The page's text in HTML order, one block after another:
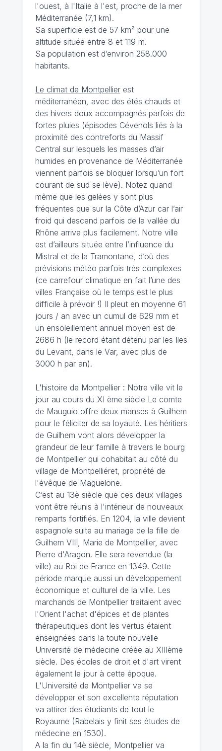
l'ouest, à l'Italie à l'est, proche de la mer
Méditerranée (7,1 km).
Sa superficie est de 57 km² pour une
altitude située entre 8 et 119 m.
Sa population est d’environ 258.000
habitants.
Le climat de Montpellierest
méditerranéen, avec des étés chauds et
des hivers doux accompagnés parfois de
fortes pluies (épisodes Cévenols liés à la
proximité des contreforts du Massif
Central sur lesquels les masses d’air
humides en provenance de Méditerranée
viennent parfois se bloquer lorsqu’un fort
courant de sud se lève). Notez quand
même que les gelées y sont plus
fréquentes que sur la Côte d’Azur car l’air
froid qui descend parfois de la vallée du
Rhône arrive plus facilement. Notre ville
est d’ailleurs située entre l’influence du
Mistral et de la Tramontane, d’où des
prévisions météo parfois très complexes
(ce carrefour climatique en fait l’une des
villes Française où le temps est le plus
difficile à prévoir !) Il pleut en moyenne 61
jours / an avec un cumul de 629 mm et
un ensoleillement annuel moyen est de
2686 h (le record étant détenu par les Iles
du Levant, dans le Var, avec plus de
3000 h par an).
L'histoire de Montpellier : Notre ville vit le
jour au cours du XI ème siècle Le comte
de Mauguio offre deux manses à Guilhem
pour le féliciter de sa loyauté. Les héritiers
de Guilhem vont alors développer la
grandeur de leur famille à travers le bourg
de Montpellier qui cohabitait au côté du
village de Montpelliéret, propriété de
l'évêque de Maguelone.
C’est au 13è siècle que ces deux villages
vont être réunis à l'intérieur de nouveaux
remparts fortifiés. En 1204, la ville devient
espagnole suite au mariage de la fille de
Guilhem VIII, Marie de Montpellier, avec
Pierre d'Aragon. Elle sera revendue (la
ville) au Roi de France en 1349. Cette
période marque aussi un développement
économique et culturel de la ville. Les
marchands de Montpellier traitaient avec
l'Orient l'achat d'épices et de plantes
thérapeutiques dont les vertus étaient
enseignées dans la toute nouvelle
Université de médecine créée au XIIIème
siècle. Des écoles de droit et d'art virent
également le jour à cette époque.
L'Université de Montpellier va se
développer et son excellente réputation
va attirer des étudiants de tout le
Royaume (Rabelais y finit ses études de
médecine en 1530).
A la fin du 14è siècle, Montpellier va